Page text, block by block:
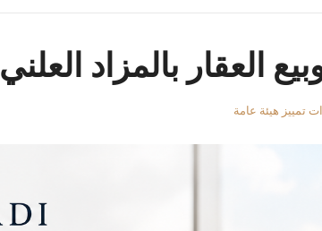
العقار بالمزاد العلني
تمييز هيئة عامة